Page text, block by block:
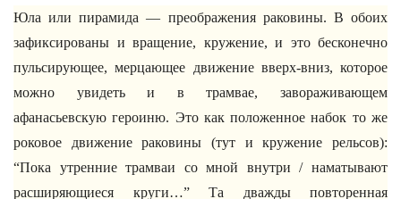
Юла или пирамида — преображения раковины. В обоих
зафиксированы и вращение, кружение, и это бесконечно
пульсирующее, мерцающее движение вверх-вниз, которое
можно увидеть и в трамвае, завораживающем
афанасьевскую героиню. Это как положенное набок то же
роковое движение раковины (тут и кружение рельсов):
“Пока утренние трамваи со мной внутри / наматывают
расширяющиеся круги…” Та дважды повторенная